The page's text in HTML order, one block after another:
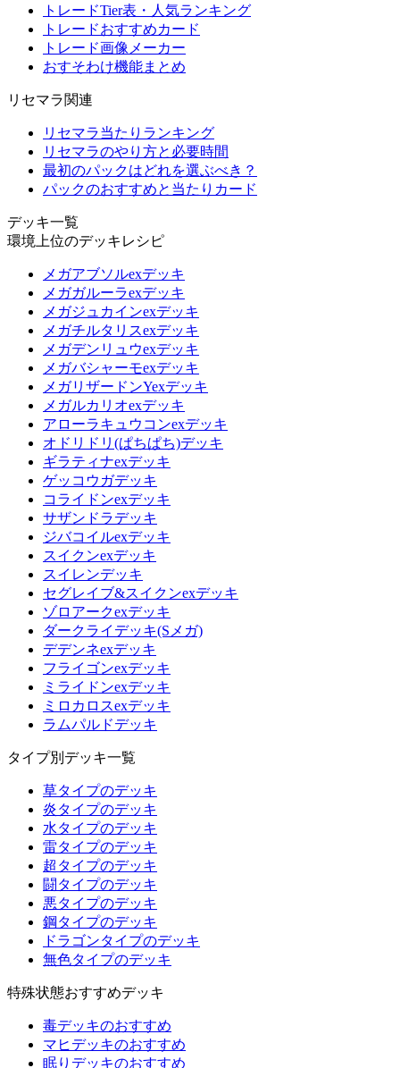
トレードTier表・人気ランキング
トレードおすすめカード
トレード画像メーカー
おすそわけ機能まとめ
リセマラ関連
リセマラ当たりランキング
リセマラのやり方と必要時間
最初のパックはどれを選ぶべき？
パックのおすすめと当たりカード
デッキ一覧
環境上位のデッキレシピ
メガアブソルexデッキ
メガガルーラexデッキ
メガジュカインexデッキ
メガチルタリスexデッキ
メガデンリュウexデッキ
メガバシャーモexデッキ
メガリザードンYexデッキ
メガルカリオexデッキ
アローラキュウコンexデッキ
オドリドリ(ぱちぱち)デッキ
ギラティナexデッキ
ゲッコウガデッキ
コライドンexデッキ
サザンドラデッキ
ジバコイルexデッキ
スイクンexデッキ
スイレンデッキ
セグレイブ&スイクンexデッキ
ゾロアークexデッキ
ダークライデッキ(Sメガ)
デデンネexデッキ
フライゴンexデッキ
ミライドンexデッキ
ミロカロスexデッキ
ラムパルドデッキ
タイプ別デッキ一覧
草タイプのデッキ
炎タイプのデッキ
水タイプのデッキ
雷タイプのデッキ
超タイプのデッキ
闘タイプのデッキ
悪タイプのデッキ
鋼タイプのデッキ
ドラゴンタイプのデッキ
無色タイプのデッキ
特殊状態おすすめデッキ
毒デッキのおすすめ
マヒデッキのおすすめ
眠りデッキのおすすめ